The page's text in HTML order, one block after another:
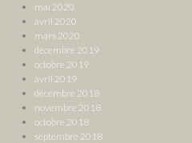
mai 2020
avril 2020
mars 2020
décembre 2019
octobre 2019
avril 2019
décembre 2018
novembre 2018
octobre 2018
septembre 2018